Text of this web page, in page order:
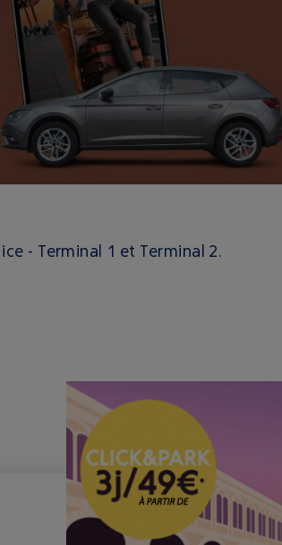
- Terminal 1 et Terminal 2.